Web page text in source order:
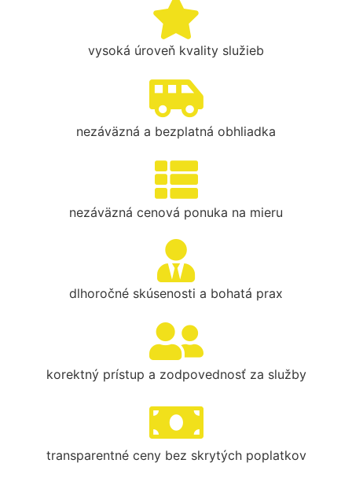
vysoká úroveň kvality služieb
nezáväzná a bezplatná obhliadka
nezáväzná cenová ponuka na mieru
dlhoročné skúsenosti a bohatá prax
korektný prístup a zodpovednosť za služby
transparentné ceny bez skrytých poplatkov